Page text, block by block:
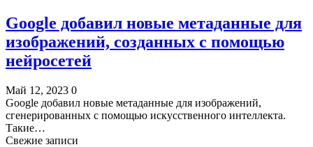
Google добавил новые метаданные для
изображений, созданных с помощью
нейросетей
Май 12, 2023 0
Google добавил новые метаданные для изображений,
сгенерированных с помощью искусственного интеллекта.
Такие…
Свежие записи